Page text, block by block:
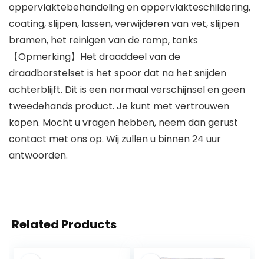
oppervlaktebehandeling en oppervlakteschildering,
coating, slijpen, lassen, verwijderen van vet, slijpen
bramen, het reinigen van de romp, tanks
【Opmerking】Het draaddeel van de
draadborstelset is het spoor dat na het snijden
achterblijft. Dit is een normaal verschijnsel en geen
tweedehands product. Je kunt met vertrouwen
kopen. Mocht u vragen hebben, neem dan gerust
contact met ons op. Wij zullen u binnen 24 uur
antwoorden.
Related Products